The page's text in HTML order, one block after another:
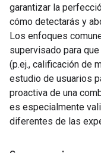
garantizar la
cómo detectarás y
Los enfoques
supervisado para
(p.ej., calificación de
estudio de usuarios
proactiva de una
es especialmente
diferentes de las